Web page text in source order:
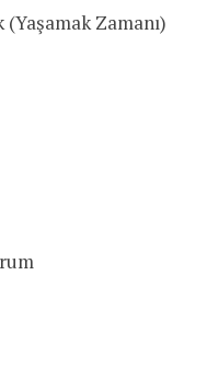
(Yaşamak Zamanı)